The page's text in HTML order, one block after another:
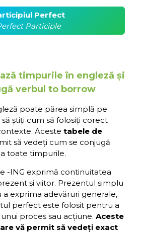
Perfect
Participle
timpurile în engleză și
verbul to borrow
poate părea simplă pe
știți cum să folosiți corect
Aceste tabele de
să vedeți cum se conjugă
toate timpurile.
-ING exprimă continuitatea
și viitor. Prezentul simplu
exprima adevăruri generale,
perfect este folosit pentru a
proces sau acțiune. Aceste
vă permit să vedeți exact